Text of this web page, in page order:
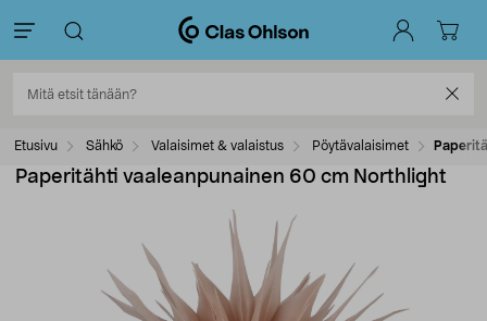
Etusivu Sähkö Valaisimet & valaistus Pöytävalaisimet
Paperitähti vaaleanpunainen 60 cm Northlight